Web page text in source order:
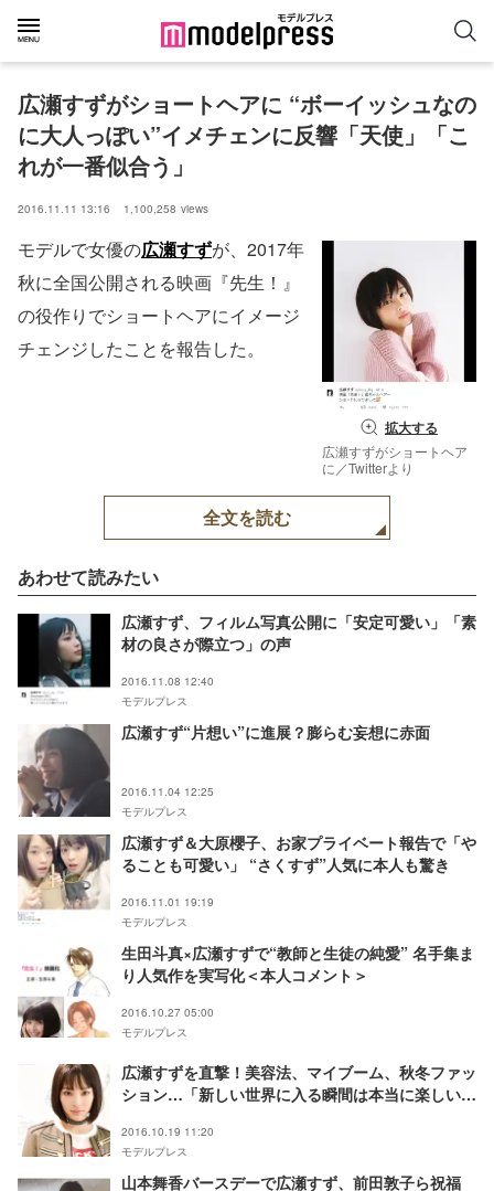
広瀬すずがショートヘアに “ボーイッシュなの
に大人っぽい”イメチェンに反響「天使」「こ
れが一番似合う」
2016.11.11 13:16 1,100,258 views
拡大する
広瀬すずがショートヘア
に／Twitterより
モデルで女優の広瀬すずが、2017年
秋に全国公開される映画『先生！』
の役作りでショートヘアにイメージ
チェンジしたことを報告した。
全文を読む
あわせて読みたい
広瀬すず、フィルム写真公開に「安定可愛い」「素
材の良さが際立つ」の声
2016.11.08 12:40
モデルプレス
広瀬すず“片想い”に進展？膨らむ妄想に赤面
2016.11.04 12:25
モデルプレス
広瀬すず＆大原櫻子、お家プライベート報告で「や
ることも可愛い」 “さくすず”人気に本人も驚き
2016.11.01 19:19
モデルプレス
生田斗真×広瀬すずで“教師と生徒の純愛” 名手集ま
り人気作を実写化＜本人コメント＞
2016.10.27 05:00
モデルプレス
広瀬すずを直撃！美容法、マイブーム、秋冬ファッ
ション…「新しい世界に入る瞬間は本当に楽しい」
2016.10.19 11:20
モデルプレス
山本舞香バースデーで広瀬すず、前田敦子ら祝福